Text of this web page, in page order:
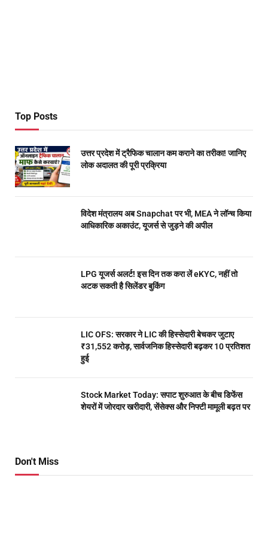
Top Posts
उत्तर प्रदेश में ट्रैफिक चालान कम कराने का तरीका! जानिए
लोक अदालत की पूरी प्रक्रिया
विदेश मंत्रालय अब Snapchat पर भी, MEA ने लॉन्च किया
आधिकारिक अकाउंट, यूजर्स से जुड़ने की अपील
LPG यूजर्स अलर्ट! इस दिन तक करा लें eKYC, नहीं तो
अटक सकती है सिलेंडर बुकिंग
LIC OFS: सरकार ने LIC की हिस्सेदारी बेचकर जुटाए
₹31,552 करोड़, सार्वजनिक हिस्सेदारी बढ़कर 10 प्रतिशत
हुई
Stock Market Today: सपाट शुरुआत के बीच डिफेंस
शेयरों में जोरदार खरीदारी, सेंसेक्स और निफ्टी मामूली बढ़त पर
Don't Miss